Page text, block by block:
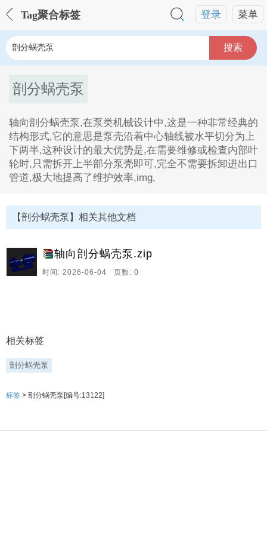
菜单
登录
Tag聚合标签
搜索
剖分蜗壳泵
轴向剖分蜗壳泵,在泵类机械设计中,这是一种非常经典的
结构形式,它的意思是泵壳沿着中心轴线被水平切分为上
下两半,这种设计的最大优势是,在需要维修或检查内部叶
轮时,只需拆开上半部分泵壳即可,完全不需要拆卸进出口
管道,极大地提高了维护效率,img,
1、轴向剖分蜗壳泵,在泵类机械设计中,这是一种非常经
典的结构形式,它的意思是泵壳沿着中心轴线被水平切分
为上下两半,这种设计的最大优势是,在需要维修或检查内
部叶轮时,只需拆开上半部分泵壳即可,完全不需要拆卸进
出口管道,极大地提高了维护效率,img。
【剖分蜗壳泵】相关其他文档
轴向剖分蜗壳泵.zip
时间: 2026-06-04 页数: 0
相关标签
剖分蜗壳泵
标签 > 剖分蜗壳泵[编号:13122]